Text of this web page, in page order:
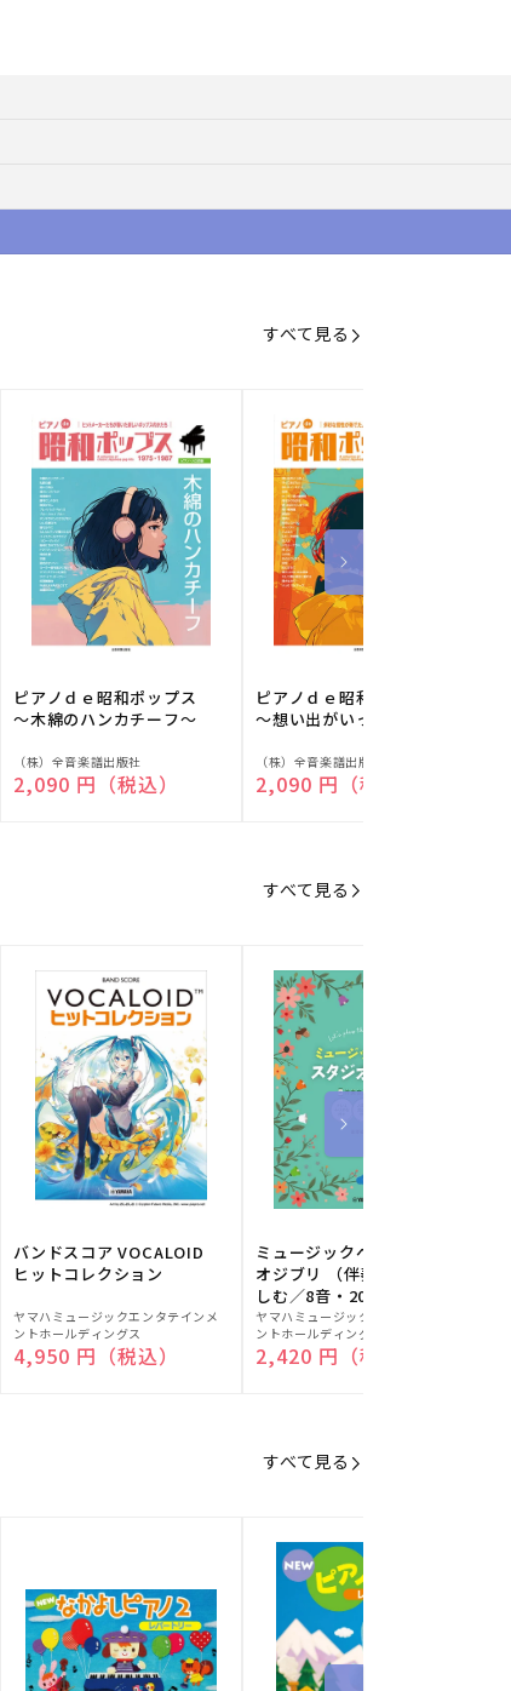
すべて見る
ピアノｄｅ昭和ポップス
～木綿のハンカチーフ～
販
売
（株）全音楽譜出版社
通常価格
2,090 円（税込）
ピアノｄｅ昭和ポップス
～想い出がいっぱい～
販
売
（株）全音楽譜出版社
通常価格
2,090 円（税込）
すべて見る
バンドスコア VOCALOID
ヒットコレクション
販
売
元:
ヤマハミュージックエンタテインメ
ントホールディングス
通常価格
4,950 円（税込）
ミュージックベルでスタジ
オジブリ （伴奏音源と楽
しむ／8音・20音ベル対応
／ドレミふりがな付）
販
売
元:
ヤマハミュージックエンタテインメ
ントホールディングス
通常価格
2,420 円（税込）
すべて見る